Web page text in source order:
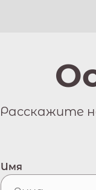
Расскажите
Имя